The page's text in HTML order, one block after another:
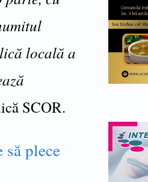
locală a
SCOR.
plece